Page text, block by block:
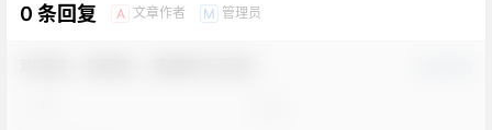
0 条回复 A 文章作者 M 管理员